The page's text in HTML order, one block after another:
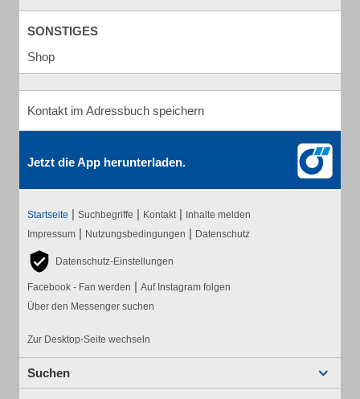
SONSTIGES
Shop
Kontakt im Adressbuch speichern
Jetzt die App herunterladen.
Startseite | Suchbegriffe | Kontakt | Inhalte melden
Impressum | Nutzungsbedingungen | Datenschutz
Datenschutz-Einstellungen
Facebook - Fan werden | Auf Instagram folgen
Über den Messenger suchen
Zur Desktop-Seite wechseln
Suchen